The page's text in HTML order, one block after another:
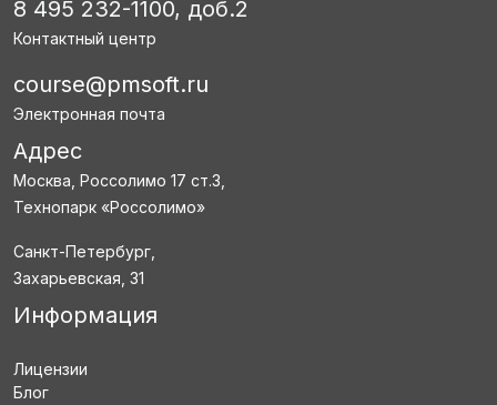
8 495 232-1100, доб.2
Контактный центр
course@pmsoft.ru
Электронная почта
Адрес
Москва, Россолимо 17 ст.3,
Технопарк «Россолимо»
Санкт-Петербург,
Захарьевская, 31
Информация
Лицензии
Блог